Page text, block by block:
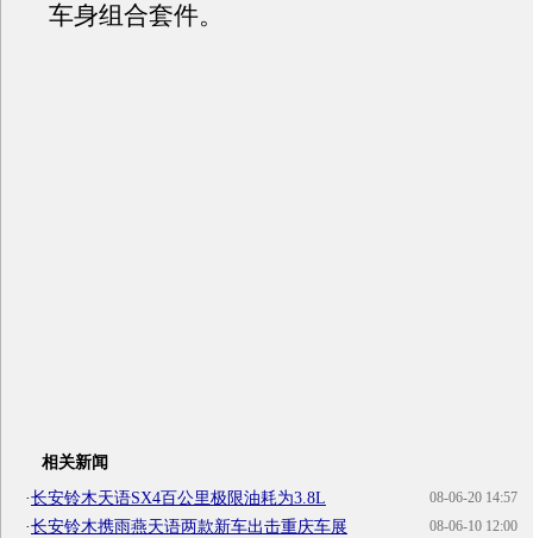
车身组合套件。
相关新闻
08-06-20 14:57
·长安铃木天语SX4百公里极限油耗为3.8L
08-06-10 12:00
·长安铃木携雨燕天语两款新车出击重庆车展